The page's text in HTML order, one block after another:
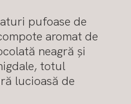
pufoase de
aromat de
neagră și
totul
lucioasă de